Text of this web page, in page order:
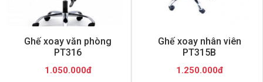
Ghế xoay văn phòng
PT316
1.050.000đ
Ghế xoay nhân viên
PT315B
1.250.000đ